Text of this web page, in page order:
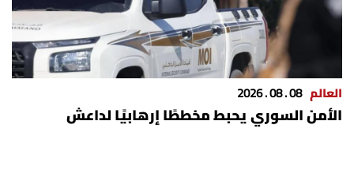
العالم 08 . 08 . 2026
الأمن السوري يحبط مخططًا إرهابيًا لداعش